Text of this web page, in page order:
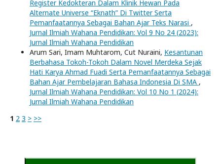
Register Kedokteran Dalam Klinik Hewan Pada
Alternate Universe “Eknath” Di Twitter Serta
Pemanfaatannya Sebagai Bahan Ajar Teks Narasi ,
Jurnal Ilmiah Wahana Pendidikan: Vol 9 No 24 (2023):
Jurnal Ilmiah Wahana Pendidikan
Arum Sari, Imam Muhtarom, Cut Nuraini, Kesantunan
Berbahasa Tokoh-Tokoh Dalam Novel Merdeka Sejak
Hati Karya Ahmad Fuadi Serta Pemanfaatannya Sebagai
Bahan Ajar Pembelajaran Bahasa Indonesia Di SMA ,
Jurnal Ilmiah Wahana Pendidikan: Vol 10 No 1 (2024):
Jurnal Ilmiah Wahana Pendidikan
1 2 3 > >>